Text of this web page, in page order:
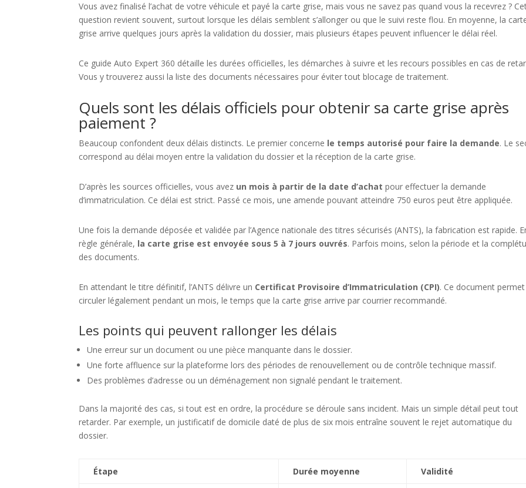
Vous avez finalisé l’achat de votre véhicule et payé la carte grise, mais vous ne savez pas quand vous la recevrez ?
question revient souvent, surtout lorsque les délais semblent s’allonger ou que le suivi reste flou. En moyenne, la
grise arrive quelques jours après la validation du dossier, mais plusieurs étapes peuvent influencer le délai réel.
Ce guide Auto Expert 360 détaille les durées officielles, les démarches à suivre et les recours possibles en cas de
Vous y trouverez aussi la liste des documents nécessaires pour éviter tout blocage de traitement.
Quels sont les délais officiels pour obtenir sa carte grise après
paiement ?
Beaucoup confondent deux délais distincts. Le premier concerne le temps autorisé pour faire la demande. Le
correspond au délai moyen entre la validation du dossier et la réception de la carte grise.
D’après les sources officielles, vous avez un mois à partir de la date d’achat pour effectuer la demande
d’immatriculation. Ce délai est strict. Passé ce mois, une amende pouvant atteindre 750 euros peut être appliquée.
Une fois la demande déposée et validée par l’Agence nationale des titres sécurisés (ANTS), la fabrication est rapide.
règle générale, la carte grise est envoyée sous 5 à 7 jours ouvrés. Parfois moins, selon la période et la
des documents.
En attendant le titre définitif, l’ANTS délivre un Certificat Provisoire d’Immatriculation (CPI). Ce document
circuler légalement pendant un mois, le temps que la carte grise arrive par courrier recommandé.
Les points qui peuvent rallonger les délais
Une erreur sur un document ou une pièce manquante dans le dossier.
Une forte affluence sur la plateforme lors des périodes de renouvellement ou de contrôle technique massif.
Des problèmes d’adresse ou un déménagement non signalé pendant le traitement.
Dans la majorité des cas, si tout est en ordre, la procédure se déroule sans incident. Mais un simple détail peut tout
retarder. Par exemple, un justificatif de domicile daté de plus de six mois entraîne souvent le rejet automatique du
dossier.
Étape Durée moyenne Validité